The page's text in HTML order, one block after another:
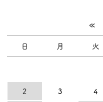
«
日 月 火
2
3 4